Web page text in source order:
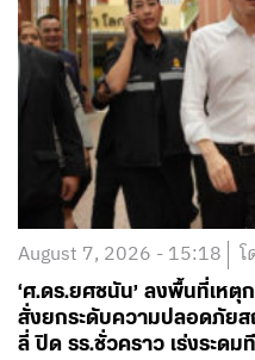
August 7, 2026 - 15:18
‘ศ.ดร.ยศชนัน’ ลงพื้นที่เห
สั่งยกระดับความปลอดภัย
ลี่ ปิด รร.ชั่วคราว เร่งระดม